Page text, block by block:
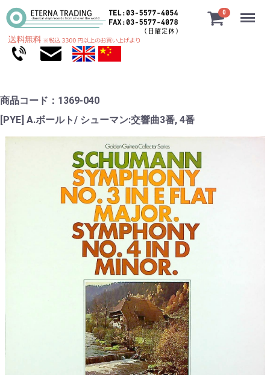
0 Menu
商品コード：1369-040
[PYE] A.ボールト/ シューマン:交響曲3番, 4番